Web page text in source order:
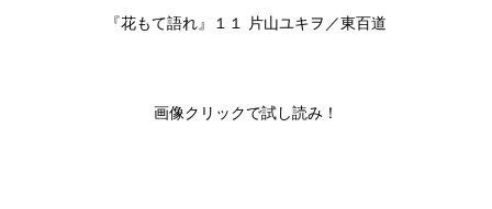
『花もて語れ』１１ 片山ユキヲ／東百道
画像クリックで試し読み！